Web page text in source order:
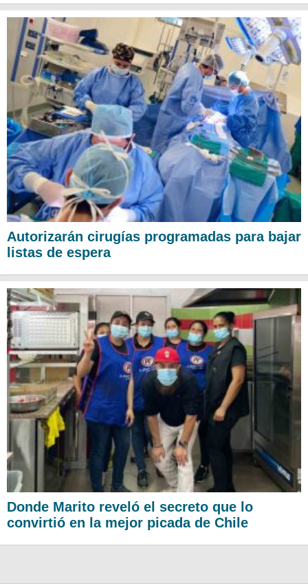
Autorizarán cirugías programadas para bajar
listas de espera
Donde Marito reveló el secreto que lo
convirtió en la mejor picada de Chile